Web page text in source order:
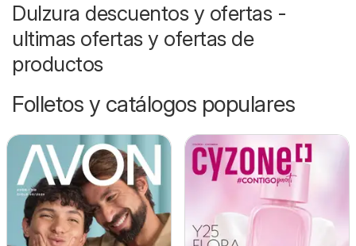
Dulzura descuentos y ofertas -
ultimas ofertas y ofertas de
productos
Folletos y catálogos populares